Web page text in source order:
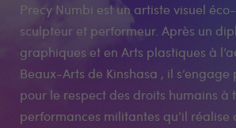
Precy Numbi est un artiste visuel
sculpteur et performeur. Après un
graphiques et en Arts plastiques à
Beaux-Arts de Kinshasa , il
pour le respect des droits humains à
performances militantes qu’il réalise